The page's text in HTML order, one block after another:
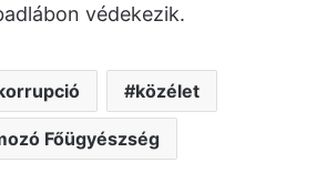
védekezik.
közélet
Főügyészség